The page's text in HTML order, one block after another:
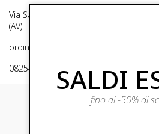
Via San Michele 16, Mirabella Eclano
(AV)
ordini@fashionscoppettuolo.it
0825449414 SALDI
fino al -50% di